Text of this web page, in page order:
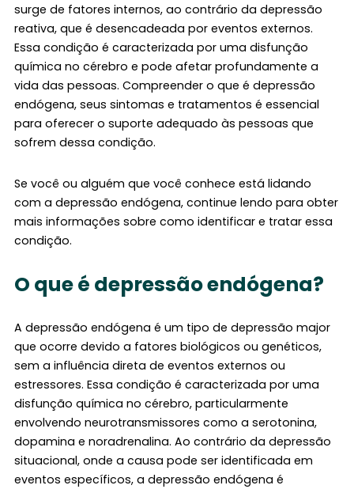
surge de fatores internos, ao contrário da depressão
reativa, que é desencadeada por eventos externos.
Essa condição é caracterizada por uma disfunção
química no cérebro e pode afetar profundamente a
vida das pessoas. Compreender o que é depressão
endógena, seus sintomas e tratamentos é essencial
para oferecer o suporte adequado às pessoas que
sofrem dessa condição.
Se você ou alguém que você conhece está lidando
com a depressão endógena, continue lendo para obter
mais informações sobre como identificar e tratar essa
condição.
O que é depressão endógena?
A depressão endógena é um tipo de depressão major
que ocorre devido a fatores biológicos ou genéticos,
sem a influência direta de eventos externos ou
estressores. Essa condição é caracterizada por uma
disfunção química no cérebro, particularmente
envolvendo neurotransmissores como a serotonina,
dopamina e noradrenalina. Ao contrário da depressão
situacional, onde a causa pode ser identificada em
eventos específicos, a depressão endógena é